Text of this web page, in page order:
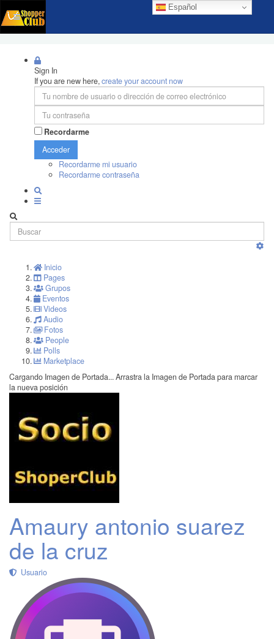
Español
Sign In
If you are new here,create your account now
Recordarme
Acceder
Recordarme mi usuario
Recordarme contraseña
Inicio
Pages
Grupos
Eventos
Videos
Audio
Fotos
People
Polls
Marketplace
Cargando Imagen de Portada... Arrastra la Imagen de Portada para marcar
la nueva posición
Amaury antonio suarez
de la cruz
Usuario